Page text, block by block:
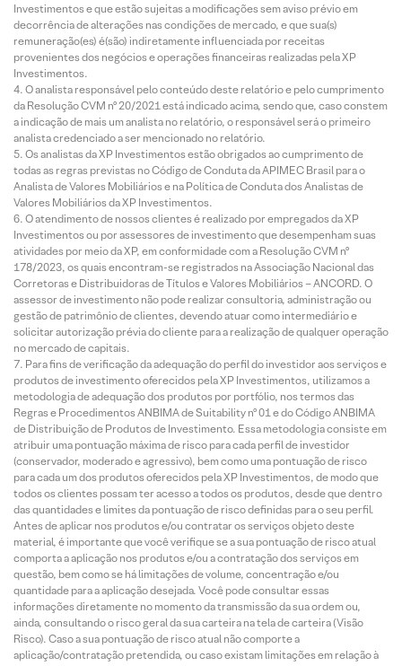
Investimentos e que estão sujeitas a modificações sem aviso prévio em
decorrência de alterações nas condições de mercado, e que sua(s)
remuneração(es) é(são) indiretamente influenciada por receitas
provenientes dos negócios e operações financeiras realizadas pela XP
Investimentos.
O analista responsável pelo conteúdo deste relatório e pelo cumprimento
da Resolução CVM nº 20/2021 está indicado acima, sendo que, caso constem
a indicação de mais um analista no relatório, o responsável será o primeiro
analista credenciado a ser mencionado no relatório.
Os analistas da XP Investimentos estão obrigados ao cumprimento de
todas as regras previstas no Código de Conduta da APIMEC Brasil para o
Analista de Valores Mobiliários e na Política de Conduta dos Analistas de
Valores Mobiliários da XP Investimentos.
O atendimento de nossos clientes é realizado por empregados da XP
Investimentos ou por assessores de investimento que desempenham suas
atividades por meio da XP, em conformidade com a Resolução CVM nº
178/2023, os quais encontram-se registrados na Associação Nacional das
Corretoras e Distribuidoras de Títulos e Valores Mobiliários – ANCORD. O
assessor de investimento não pode realizar consultoria, administração ou
gestão de patrimônio de clientes, devendo atuar como intermediário e
solicitar autorização prévia do cliente para a realização de qualquer operação
no mercado de capitais.
Para fins de verificação da adequação do perfil do investidor aos serviços e
produtos de investimento oferecidos pela XP Investimentos, utilizamos a
metodologia de adequação dos produtos por portfólio, nos termos das
Regras e Procedimentos ANBIMA de Suitability nº 01 e do Código ANBIMA
de Distribuição de Produtos de Investimento. Essa metodologia consiste em
atribuir uma pontuação máxima de risco para cada perfil de investidor
(conservador, moderado e agressivo), bem como uma pontuação de risco
para cada um dos produtos oferecidos pela XP Investimentos, de modo que
todos os clientes possam ter acesso a todos os produtos, desde que dentro
das quantidades e limites da pontuação de risco definidas para o seu perfil.
Antes de aplicar nos produtos e/ou contratar os serviços objeto deste
material, é importante que você verifique se a sua pontuação de risco atual
comporta a aplicação nos produtos e/ou a contratação dos serviços em
questão, bem como se há limitações de volume, concentração e/ou
quantidade para a aplicação desejada. Você pode consultar essas
informações diretamente no momento da transmissão da sua ordem ou,
ainda, consultando o risco geral da sua carteira na tela de carteira (Visão
Risco). Caso a sua pontuação de risco atual não comporte a
aplicação/contratação pretendida, ou caso existam limitações em relação à